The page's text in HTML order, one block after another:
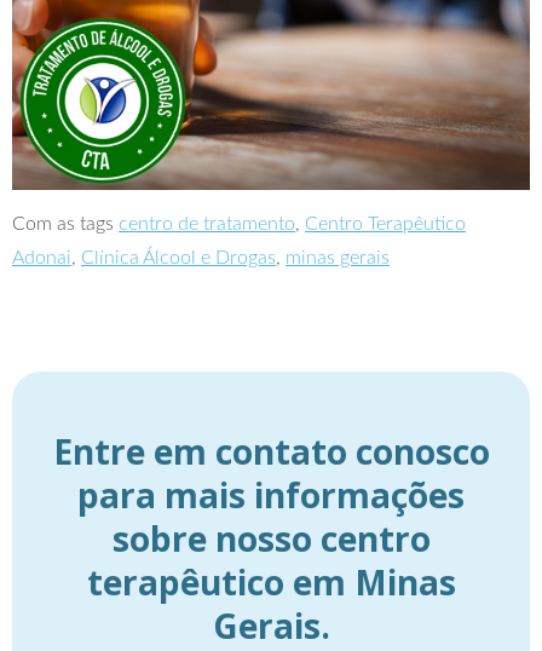
Com as tags centro de tratamento, Centro Terapêutico
Adonai, Clínica Álcool e Drogas, minas gerais
Entre em contato conosco
para mais informações
sobre nosso centro
terapêutico em Minas
Gerais.